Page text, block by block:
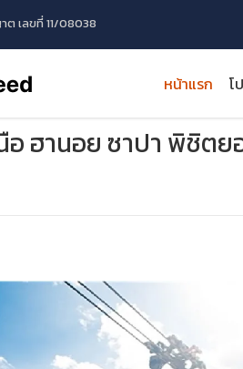
ต เลขที่ 11/08038
หน้าแรก โ
เวียดนาม
อ ฮานอย ซาปา พิชิต